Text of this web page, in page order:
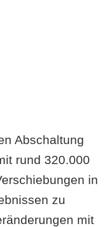
Abschaltung
rund 320.000
in
zu
mit